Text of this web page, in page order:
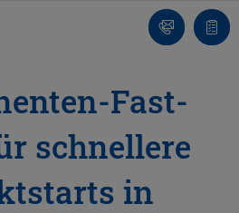
Kontakt
Fast-
schnellere
in